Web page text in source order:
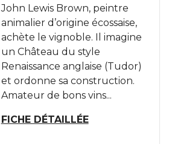
John Lewis Brown, peintre
animalier d’origine écossaise,
achète le vignoble. Il imagine
un Château du style
Renaissance anglaise (Tudor)
et ordonne sa construction.
Amateur de bons vins...
FICHE DÉTAILLÉE